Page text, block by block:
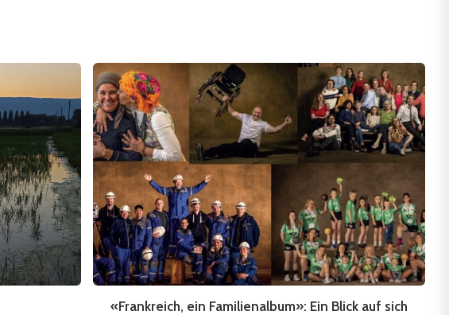
«Frankreich, ein Familienalbum»: Ein Blick auf sich